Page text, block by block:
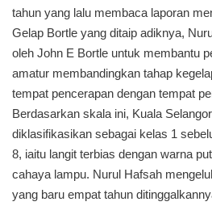
tahun yang lalu membaca laporan
Gelap Bortle yang ditaip adiknya,
oleh John E Bortle untuk membantu
amatur membandingkan tahap
tempat pencerapan dengan tempat
Berdasarkan skala ini, Kuala
diklasifikasikan sebagai kelas 1
8, iaitu langit terbias dengan warna
cahaya lampu. Nurul Hafsah
yang baru empat tahun